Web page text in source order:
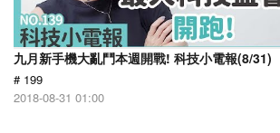
九月新手機大亂鬥本週開戰! 科技小電報(8/31)
# 199
2018-08-31 01:00